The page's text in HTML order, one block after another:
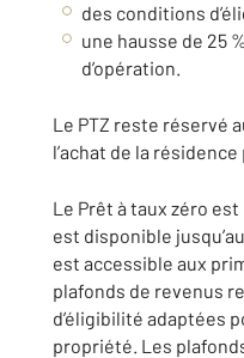
des conditions
une hausse de 25
d’opération.
Le PTZ reste réservé
l’achat de la
Le Prêt à taux zéro
est disponible
est accessible aux
plafonds de revenus
d’éligibilité adaptées
propriété. Les